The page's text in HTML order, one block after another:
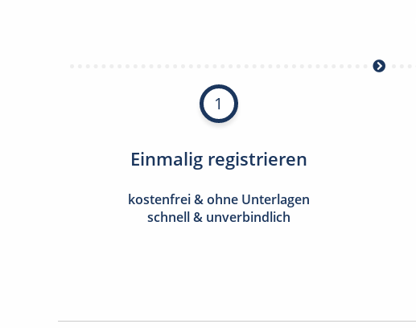
1
Einmalig registrieren
kostenfrei & ohne Unterlagen
schnell & unverbindlich